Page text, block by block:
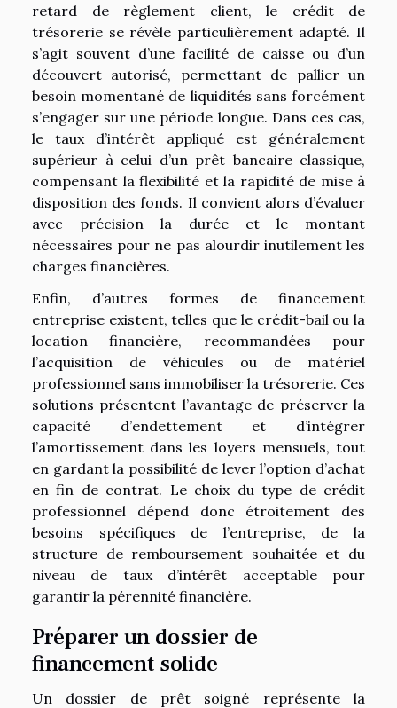
retard de règlement client, le crédit de
trésorerie se révèle particulièrement adapté. Il
s’agit souvent d’une facilité de caisse ou d’un
découvert autorisé, permettant de pallier un
besoin momentané de liquidités sans forcément
s’engager sur une période longue. Dans ces cas,
le taux d’intérêt appliqué est généralement
supérieur à celui d’un prêt bancaire classique,
compensant la flexibilité et la rapidité de mise à
disposition des fonds. Il convient alors d’évaluer
avec précision la durée et le montant
nécessaires pour ne pas alourdir inutilement les
charges financières.
Enfin, d’autres formes de financement
entreprise existent, telles que le crédit-bail ou la
location financière, recommandées pour
l’acquisition de véhicules ou de matériel
professionnel sans immobiliser la trésorerie. Ces
solutions présentent l’avantage de préserver la
capacité d’endettement et d’intégrer
l’amortissement dans les loyers mensuels, tout
en gardant la possibilité de lever l’option d’achat
en fin de contrat. Le choix du type de crédit
professionnel dépend donc étroitement des
besoins spécifiques de l’entreprise, de la
structure de remboursement souhaitée et du
niveau de taux d’intérêt acceptable pour
garantir la pérennité financière.
Préparer un dossier de
financement solide
Un dossier de prêt soigné représente la